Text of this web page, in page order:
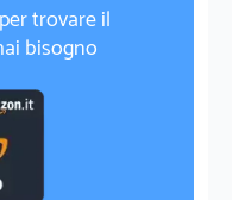
trovare il
bisogno